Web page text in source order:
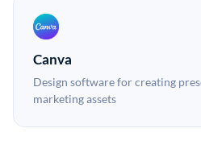
Canva
Design software for creating
marketing assets